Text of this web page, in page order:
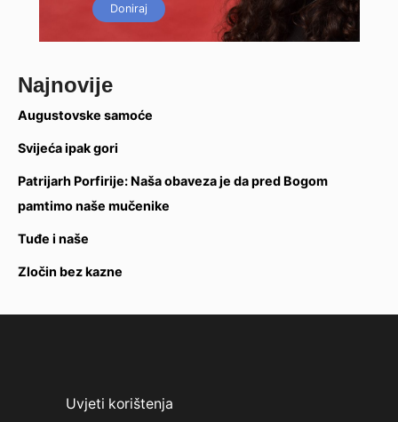
Doniraj
Najnovije
Augustovske samoće
Svijeća ipak gori
Patrijarh Porfirije: Naša obaveza je da pred Bogom
pamtimo naše mučenike
Tuđe i naše
Zločin bez kazne
Uvjeti korištenja